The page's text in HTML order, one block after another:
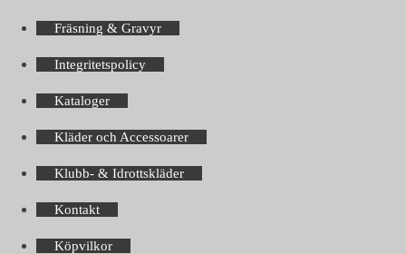
Fräsning & Gravyr
Integritetspolicy
Kataloger
Kläder och Accessoarer
Klubb- & Idrottskläder
Kontakt
Köpvilkor